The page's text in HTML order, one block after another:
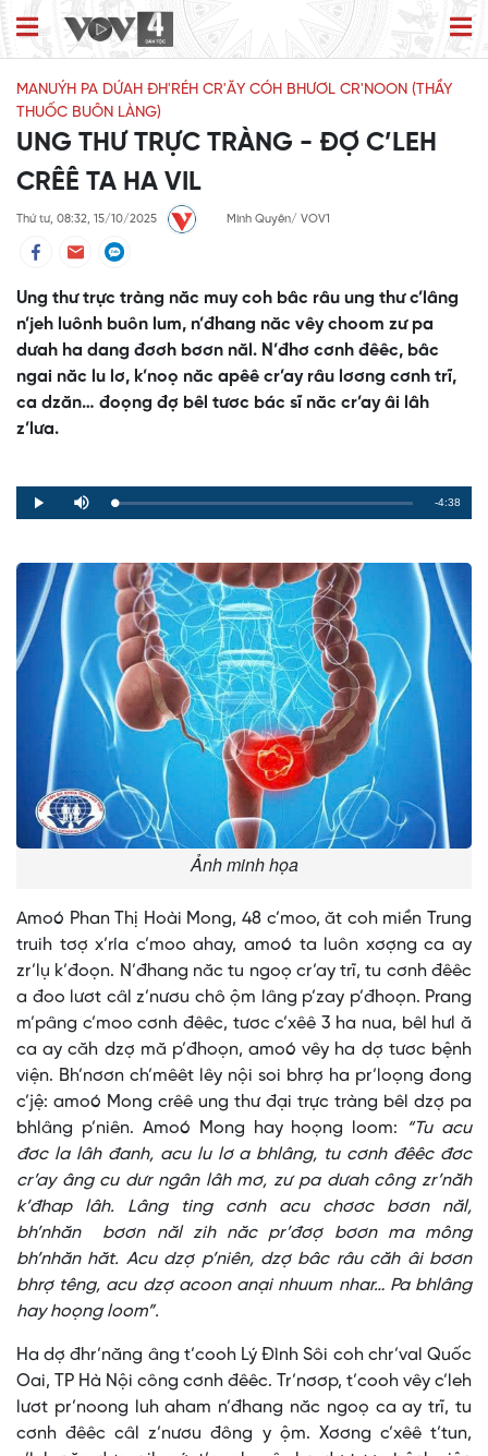
MANUÝH PA DỨAH ĐH'RÉH CR'ĂY CÓH BHƯƠL CR'NOON (THẦY
THUỐC BUÔN LÀNG)
UNG THƯ TRỰC TRÀNG - ĐỢ C’LEH
CRÊÊ TA HA VIL
Thứ tư, 08:32, 15/10/2025 Minh Quyên/ VOV1
Ung thư trực tràng năc muy coh bâc râu ung thư c’lâng
n’jeh luônh buôn lum, n’đhang năc vêy choom zư pa
dưah ha dang đơơh bơơn năl. N’đhơ cơnh đêêc, bâc
ngai năc lu lơ, k’noọ năc apêê cr’ay râu lơơng cơnh trĩ,
ca dzăn… đoọng đợ bêl tươc bác sĩ năc cr’ay âi lâh
z’lưa.
Play Mute Loaded:
0%
Progress:
0%
Remaining
-4:38
Ảnh minh họa
Amoó Phan Thị Hoài Mong, 48 c’moo, ăt coh miền Trung
truih tơợ x’ría c’moo ahay, amoó ta luôn xơợng ca ay
zr’lụ k’đoọn. N’đhang năc tu ngoọ cr’ay trĩ, tu cơnh đêêc
a đoo lươt câl z’nươu chô ộm lâng p’zay p’đhoọn. Prang
m’pâng c’moo cơnh đêêc, tươc c’xêê 3 ha nua, bêl hưl ă
ca ay căh dzợ mă p’đhoọn, amoó vêy ha dợ tươc bệnh
viện. Bh’nơơn ch’mêêt lêy nội soi bhrợ ha pr’loọng đong
c’jệ: amoó Mong crêê ung thư đại trực tràng bêl dzợ pa
bhlâng p’niên. Amoó Mong hay hoọng loom:
“Tu acu
đơc la lâh đanh, acu lu lơ a bhlâng, tu cơnh đêêc đơc
cr’ay âng cu dưr ngân lâh mơ, zư pa dưah công zr’năh
k’đhap lâh. Lâng ting cơnh acu chơơc bơơn năl,
bh’nhăn bơơn năl zih năc pr’đơợ bơơn ma mông
bh’nhăn hăt. Acu dzợ p’niên, dzợ bâc râu căh âi bơơn
bhrợ têng, acu dzợ acoon anại nhuum nhar… Pa bhlâng
hay hoọng loom”.
Ha dợ đhr’năng âng t’cooh Lý Đình Sôi coh chr’val Quốc
Oai, TP Hà Nội công cơnh đêêc. Tr’nơơp, t’cooh vêy c’leh
lươt pr’noong luh aham n’đhang năc ngoọ ca ay trĩ, tu
cơnh đêêc câl z’nươu đông y ộm. Xơơng c’xêê t’tun,